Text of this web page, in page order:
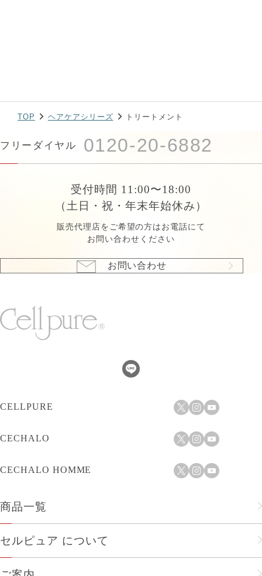
TOP ヘアケアシリーズ トリートメント
フリーダイヤル 0120-20-6882
受付時間 11:00〜18:00
（土日・祝・年末年始休み）
販売代理店をご希望の方はお電話にて
お問い合わせください
お問い合わせ
CELLPURE
CECHALO
CECHALO HOMME
商品一覧
フェイスケア
セルピュア について
セルピュアのこだわり